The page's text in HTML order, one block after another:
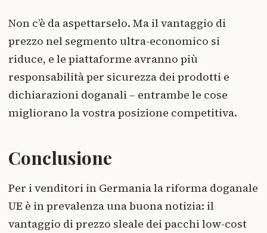
Non c’è da aspettarselo. Ma il vantaggio di
prezzo nel segmento ultra-economico si
riduce, e le piattaforme avranno più
responsabilità per sicurezza dei prodotti e
dichiarazioni doganali – entrambe le cose
migliorano la vostra posizione competitiva.
Conclusione
Per i venditori in Germania la riforma doganale
UE è in prevalenza una buona notizia: il
vantaggio di prezzo sleale dei pacchi low-cost